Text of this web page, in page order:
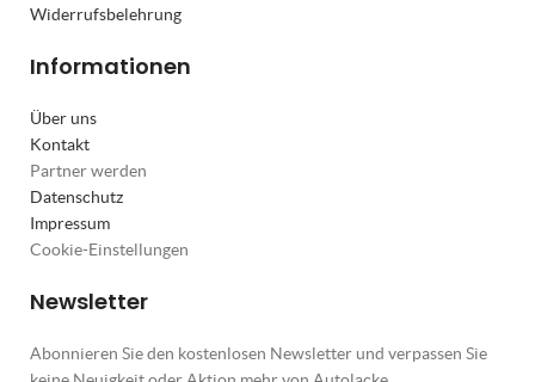
Widerrufsbelehrung
Informationen
Über uns
Kontakt
Partner werden
Datenschutz
Impressum
Cookie-Einstellungen
Newsletter
Abonnieren Sie den kostenlosen Newsletter und verpassen Sie